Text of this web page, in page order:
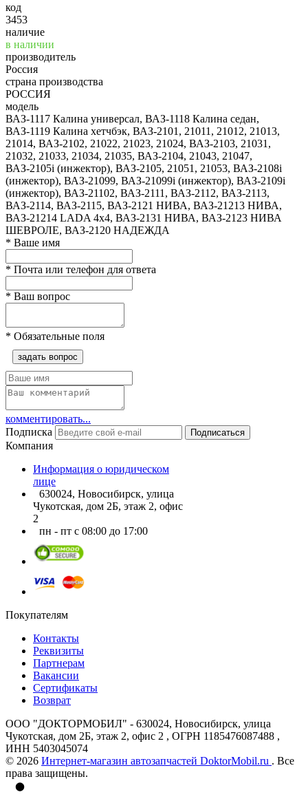
код
3453
наличие
в наличии
производитель
Россия
страна производства
РОССИЯ
модель
ВАЗ-1117 Калина универсал, ВАЗ-1118 Калина седан,
ВАЗ-1119 Калина хетчбэк, ВАЗ-2101, 21011, 21012, 21013,
21014, ВАЗ-2102, 21022, 21023, 21024, ВАЗ-2103, 21031,
21032, 21033, 21034, 21035, ВАЗ-2104, 21043, 21047,
ВАЗ-2105i (инжектор), ВАЗ-2105, 21051, 21053, ВАЗ-2108i
(инжектор), ВАЗ-21099, ВАЗ-21099i (инжектор), ВАЗ-2109i
(инжектор), ВАЗ-21102, ВАЗ-2111, ВАЗ-2112, ВАЗ-2113,
ВАЗ-2114, ВАЗ-2115, ВАЗ-2121 НИВА, ВАЗ-21213 НИВА,
ВАЗ-21214 LADA 4х4, ВАЗ-2131 НИВА, ВАЗ-2123 НИВА
ШЕВРОЛЕ, ВАЗ-2120 НАДЕЖДА
* Ваше имя
* Почта или телефон для ответа
* Ваш вопрос
* Обязательные поля
задать вопрос
комментировать...
Подписка
Подписаться
Компания
Информация о юридическом
лице
630024, Новосибирск, улица
Чукотская, дом 2Б, этаж 2, офис
2
пн - пт с 08:00 до 17:00
Покупателям
Контакты
Реквизиты
Партнерам
Вакансии
Сертификаты
Возврат
ООО "ДОКТОРМОБИЛ" - 630024, Новосибирск, улица
Чукотская, дом 2Б, этаж 2, офис 2 , ОГРН 1185476087488 ,
ИНН 5403045074
© 2026 Интернет-магазин автозапчастей DoktorMobil.ru . Все
права защищены.